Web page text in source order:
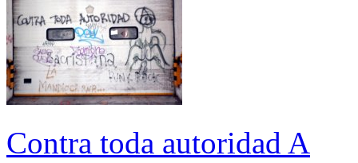
Contra toda autoridad A